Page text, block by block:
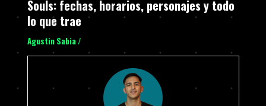
Souls: fechas, horarios, personajes y todo
lo que trae
Agustin Sabia /